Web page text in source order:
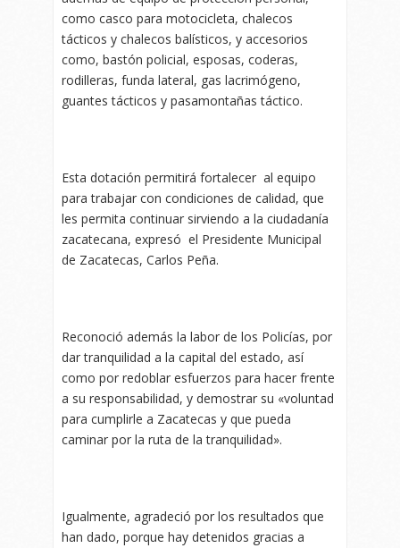
como casco para motocicleta, chalecos
tácticos y chalecos balísticos, y accesorios
como, bastón policial, esposas, coderas,
rodilleras, funda lateral, gas lacrimógeno,
guantes tácticos y pasamontañas táctico.
Esta dotación permitirá fortalecer al equipo
para trabajar con condiciones de calidad, que
les permita continuar sirviendo a la ciudadanía
zacatecana, expresó el Presidente Municipal
de Zacatecas, Carlos Peña.
Reconoció además la labor de los Policías, por
dar tranquilidad a la capital del estado, así
como por redoblar esfuerzos para hacer frente
a su responsabilidad, y demostrar su «voluntad
para cumplirle a Zacatecas y que pueda
caminar por la ruta de la tranquilidad».
Igualmente, agradeció por los resultados que
han dado, porque hay detenidos gracias a